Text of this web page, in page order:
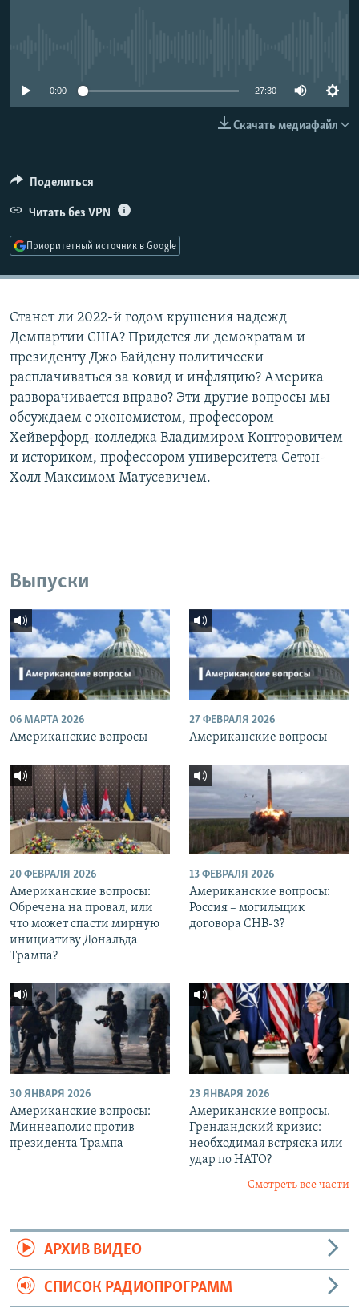
СОЦИАЛЬНЫЕ СЕТИ
0:00 27:30
Скачать медиафайл
Поделиться
Читать без VPN
Приоритетный источник в Google
Станет ли 2022-й годом крушения надежд
Демпартии США? Придется ли демократам и
президенту Джо Байдену политически
расплачиваться за ковид и инфляцию? Америка
разворачивается вправо? Эти другие вопросы мы
обсуждаем с экономистом, профессором
Хейверфорд-колледжа Владимиром Конторовичем
и историком, профессором университета Сетон-
Холл Максимом Матусевичем.
Выпуски
06 МАРТА 2026
Американские вопросы
27 ФЕВРАЛЯ 2026
Американские вопросы
20 ФЕВРАЛЯ 2026
Американские вопросы:
Обречена на провал, или
что может спасти мирную
инициативу Дональда
Трампа?
13 ФЕВРАЛЯ 2026
Американские вопросы:
Россия – могильщик
договора СНВ-3?
30 ЯНВАРЯ 2026
Американские вопросы:
Миннеаполис против
президента Трампа
23 ЯНВАРЯ 2026
Американские вопросы.
Гренландский кризис:
необходимая встряска или
удар по НАТО?
Смотреть все части
АРХИВ ВИДЕО
СПИСОК РАДИОПРОГРАММ